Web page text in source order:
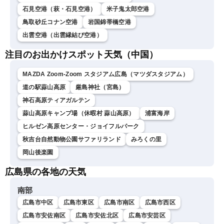
石見空港（萩・石見空港）
米子鬼太郎空港
鳥取砂丘コナン空港
岩国錦帯橋空港
出雲空港（出雲縁結び空港）
注目のお出かけスポット天気（中国）
MAZDA Zoom-Zoom スタジアム広島（マツダスタジアム）
道の駅蒜山高原
厳島神社（宮島）
神石高原ティアガルテン
蒜山高原キャンプ場（休暇村 蒜山高原）
浦富海岸
ヒルゼン高原センター・ジョイフルパーク
秋吉台自然動物公園サファリランド
みろくの里
岡山後楽園
広島県の各地の天気
南部
広島市中区 広島市東区 広島市南区
広島市西区
広島市安佐南区
広島市安佐北区 広島市安芸区